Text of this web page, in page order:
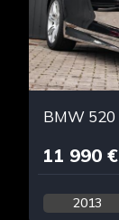
BMW 520
11 990 €
2013